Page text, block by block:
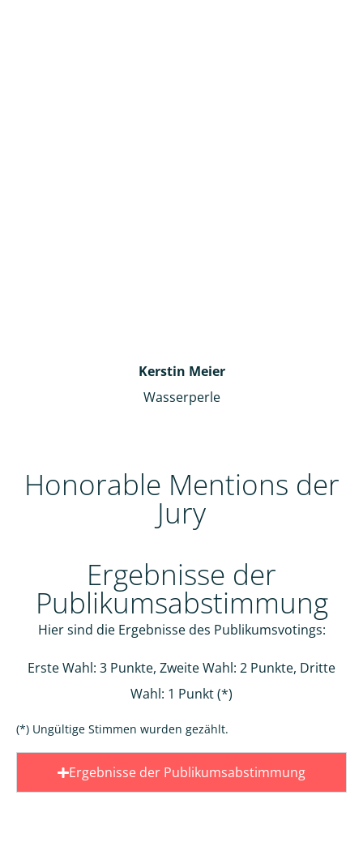
Kerstin Meier
Wasserperle
Honorable Mentions der
Jury
Adler
Ergebnisse der
Publikumsabstimmung
Hier sind die Ergebnisse des Publikumsvotings:
Erste Wahl: 3 Punkte, Zweite Wahl: 2 Punkte, Dritte
Wahl: 1 Punkt (*)
(*) Ungültige Stimmen wurden gezählt.
Ergebnisse der Publikumsabstimmung